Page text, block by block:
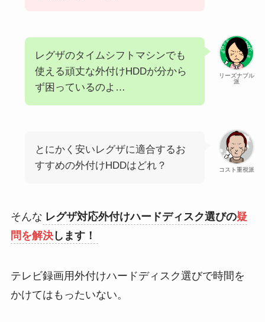
リーズナブル
派
レグザのタイムシフトマシンでも
使える頑丈な外付けHDDが分から
ず困っているのよ…
コスト重視派
とにかく安いレグザに適合するお
すすめの外付けHDDはどれ？
そんな レグザ対応外付けハードディスク選びの疑
問を解決します！
テレビ録画用外付けハードディスク選びで時間を
かけてはもったいない。